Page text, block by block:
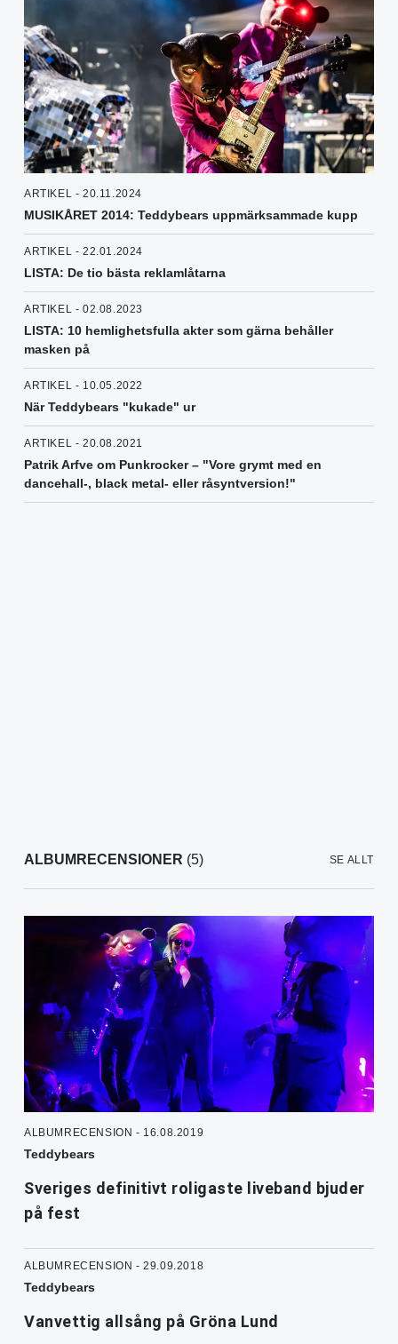
ARTIKEL - 20.11.2024
MUSIKÅRET 2014: Teddybears uppmärksammade kupp
ARTIKEL - 22.01.2024
LISTA: De tio bästa reklamlåtarna
ARTIKEL - 02.08.2023
LISTA: 10 hemlighetsfulla akter som gärna behåller
masken på
ARTIKEL - 10.05.2022
När Teddybears "kukade" ur
ARTIKEL - 20.08.2021
Patrik Arfve om Punkrocker – "Vore grymt med en
dancehall-, black metal- eller råsyntversion!"
ALBUMRECENSIONER (5) SE ALLT
ALBUMRECENSION - 16.08.2019
Teddybears
Sveriges definitivt roligaste liveband bjuder
på fest
ALBUMRECENSION - 29.09.2018
Teddybears
Vanvettig allsång på Gröna Lund